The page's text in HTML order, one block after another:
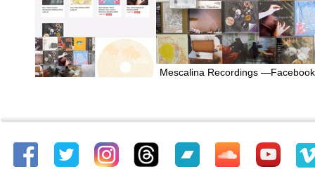
Mescalina Recordings —Facebook